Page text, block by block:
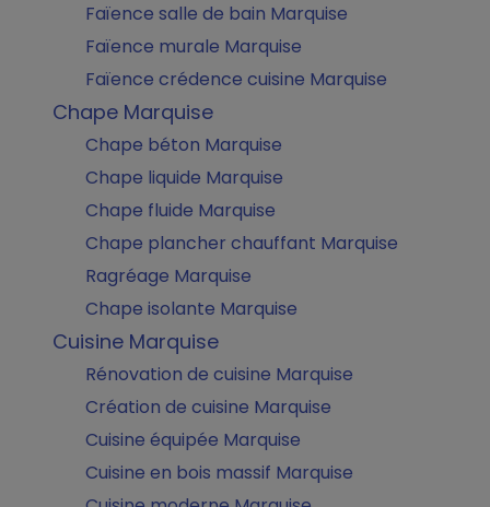
Faïence salle de bain Marquise
Faïence murale Marquise
Faïence crédence cuisine Marquise
Chape Marquise
Chape béton Marquise
Chape liquide Marquise
Chape fluide Marquise
Chape plancher chauffant Marquise
Ragréage Marquise
Chape isolante Marquise
Cuisine Marquise
Rénovation de cuisine Marquise
Création de cuisine Marquise
Cuisine équipée Marquise
Cuisine en bois massif Marquise